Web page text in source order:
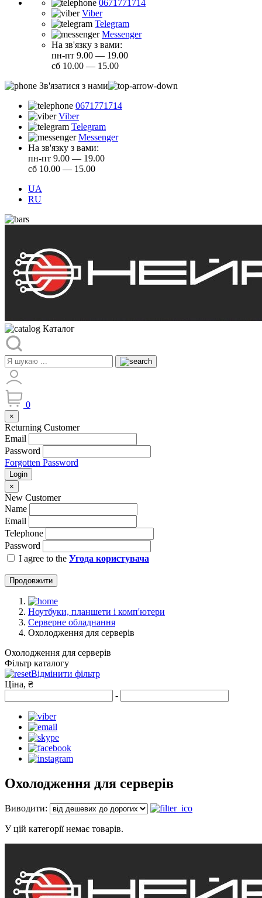
0671771714
Viber
Telegram
Messenger
На зв'язку з вами:
пн-пт 9.00 — 19.00
сб 10.00 — 15.00
Зв'язатися з нами
0671771714
Viber
Telegram
Messenger
На зв'язку з вами:
пн-пт 9.00 — 19.00
сб 10.00 — 15.00
UA
RU
Каталог
0
×
Returning Customer
Email
Password
Forgotten Password
Login
×
New Customer
Name
Email
Telephone
Password
I agree to the Угода користувача
Продовжити
Ноутбуки, планшети і комп'ютери
Серверне обладнання
Охолодження для серверів
Охолодження для серверів
Фільтр каталогу
Відмінити фільтр
Ціна, ₴
-
Охолодження для серверів
Виводити:
У цій категорії немає товарів.